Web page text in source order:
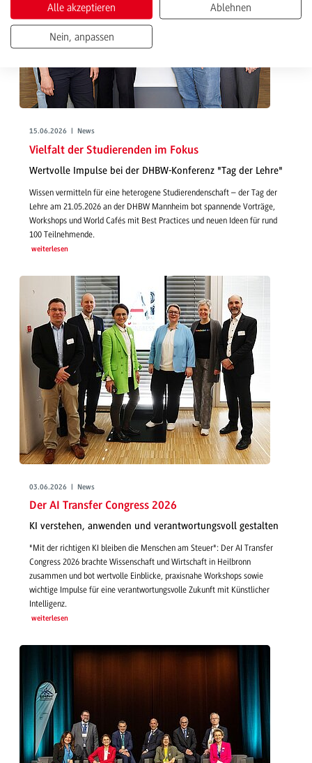
15.06.2026 | News
Vielfalt der Studierenden im Fokus
Wertvolle Impulse bei der DHBW-Konferenz "Tag der Lehre"
Wissen vermitteln für eine heterogene Studierendenschaft – der Tag der
Lehre am 21.05.2026 an der DHBW Mannheim bot spannende Vorträge,
Workshops und World Cafés mit Best Practices und neuen Ideen für rund
100 Teilnehmende.
weiterlesen
03.06.2026 | News
Der AI Transfer Congress 2026
KI verstehen, anwenden und verantwortungsvoll gestalten
"Mit der richtigen KI bleiben die Menschen am Steuer": Der AI Transfer
Congress 2026 brachte Wissenschaft und Wirtschaft in Heilbronn
zusammen und bot wertvolle Einblicke, praxisnahe Workshops sowie
wichtige Impulse für eine verantwortungsvolle Zukunft mit Künstlicher
Intelligenz.
weiterlesen
Alle akzeptieren Ablehnen
Nein, anpassen